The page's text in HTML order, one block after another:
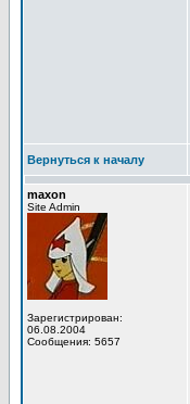
Вернуться к началу
maxon
Site Admin
Зарегистрирован:
06.08.2004
Сообщения: 5657